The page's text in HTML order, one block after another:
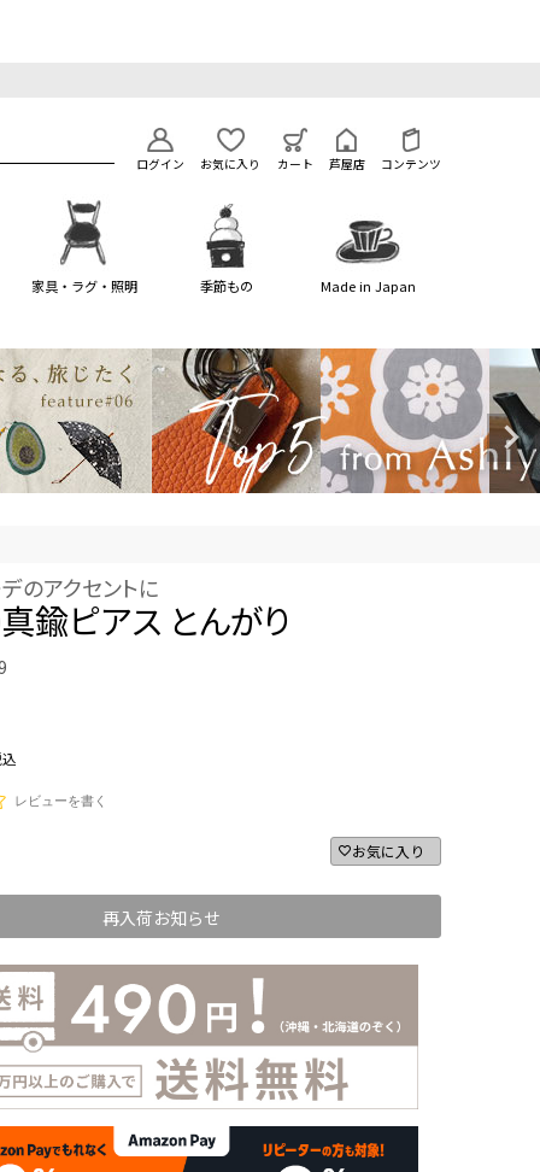
ログイン お気に入り カート 芦屋店 コンテンツ
家具・ラグ・照明 季節もの Made in Japan
のアクセントに
鍮ピアス とんがり
レビューを書く
お気に入り
再入荷お知らせ